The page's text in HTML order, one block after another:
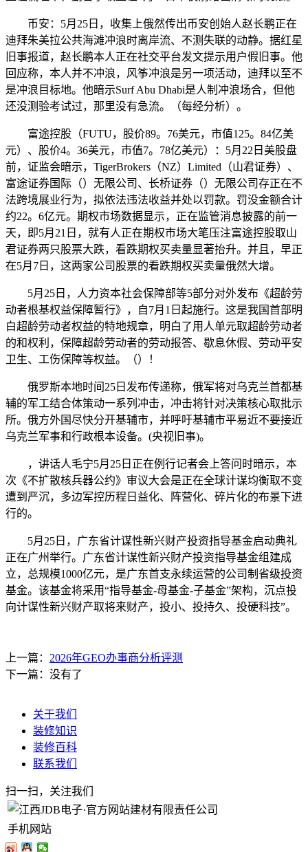
币安：5月25日，收集上俄然传出币安创始人赵长鹏正在
迪拜朱美拉公共海滩冲浪时离岸流、不测失联的动静。据红星
旧事报道，赵长鹏本人正在社交平台发文提示用户假旧事。他
回应称，本人并不冲浪，风筝冲浪是另一项活动，迪拜以至不
是冲浪目标地。他暗示Surf Abu Dhabi是人制冲浪场合，但他
还没测验考试过，那里没有急流。（每经分析）。
富途控股（FUTU，股价89。76美元，市值125。84亿美
元）、股价4。36美元，市值7。78亿美元）：5月22日美股盘
前，证监会暗示，TigerBrokers（NZ）Limited（山君证券）、
富途证券国际（）无限公司、长桥证券（）无限公司存正在不
法跨境展业行为，拟依法违法收益并处以罚款。罚没金额合计
约22。6亿元。期权市场数据显示，正在监管消息披露的前一
天，即5月21日，就有人正在期权市场大笔压注富途控股取山
君证券两只股票大跌，看跌期权买卖量显著抬升。并且，早正
在5月7日，这两家公司股票的看跌期权买卖量俄然大增。
5月25日，人力资本社会保障部等5部分对外发布《超龄劳
动者根基权益保障暂行》，自7月1日起施行。这是我国首部明
白超龄劳动者权益的特地规章，明白了用人单元取超龄劳动者
的和权利，保障超龄劳动者的劳动报答、歇息休假、劳动平安
卫生、工伤保障等权益。（）！
俄罗斯本地时间25日发布传递称，俄军将对乌克兰首都基
辅的军工结合体策动一系列冲击，冲击将针对决策核心取批示
所。俄方外国尽快分开基辅市，并呼吁基辅市平易近不要接近
乌克兰军事和行政根本设备。(央视旧事)。
，讲话人毛宁5月25日正在例行记者会上答问时暗示，本
次《不扩散核兵器公约》审议大会是正在全球计谋均衡取不变
遭到严沉，多边军控历程日益化、阵营化、碎片化的布景下进
行的。
5月25日，广东省计谋性新兴财产投资指导基金启动典礼
正在广州举行。广东省计谋性新兴财产投资指导基金组建成
立，总规模‌1000亿元‌，是广东首支永续运营的公司制省级投资
基金。该基金将采用“指导基金-母基金-子基金”架构，沉点投
向计谋性新兴财产取将来财产，投小、投持久、投硬科技”。
上一篇： 2026年GEO办事商分析评测
下一篇：没有了
关于我们
装修知识
装修百科
联系我们
扫一扫，关注我们
手机网站